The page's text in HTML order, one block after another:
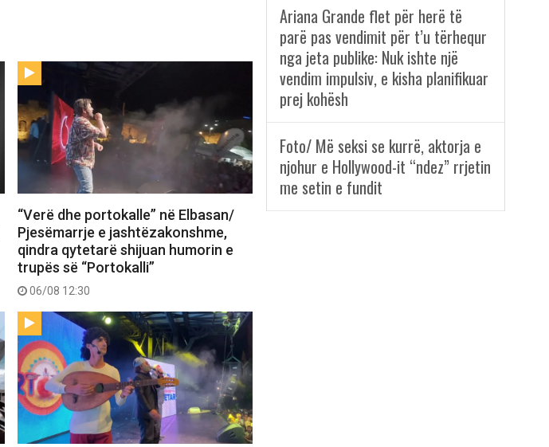
“Verë dhe portokalle” në Elbasan/
Pjesëmarrje e jashtëzakonshme,
qindra qytetarë shijuan humorin e
trupës së “Portokalli”
06/08 12:30
Ariana Grande flet për herë të
parë pas vendimit për t’u tërhequr
nga jeta publike: Nuk ishte një
vendim impulsiv, e kisha planifikuar
prej kohësh
Foto/ Më seksi se kurrë, aktorja e
njohur e Hollywood-it “ndez” rrjetin
me setin e fundit